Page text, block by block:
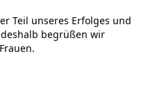
Teil unseres Erfolges und
begrüßen wir